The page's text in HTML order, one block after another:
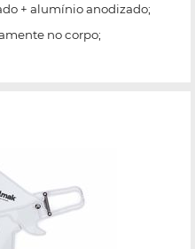
+ alumínio anodizado;
no corpo;